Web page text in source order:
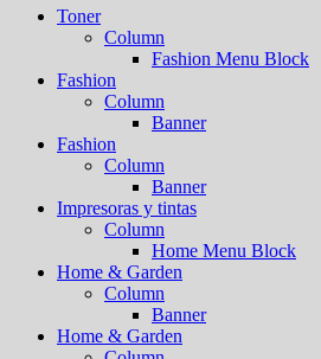
Toner
Column
Fashion Menu Block
Fashion
Column
Banner
Fashion
Column
Banner
Impresoras y tintas
Column
Home Menu Block
Home & Garden
Column
Banner
Home & Garden